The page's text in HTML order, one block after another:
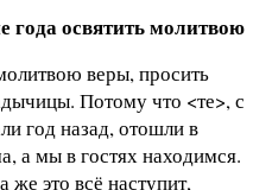
освятить молитвою
веры, просить
Потому что <те>, с
год назад, отошли в
а мы в гостях находимся.
это всё наступит,